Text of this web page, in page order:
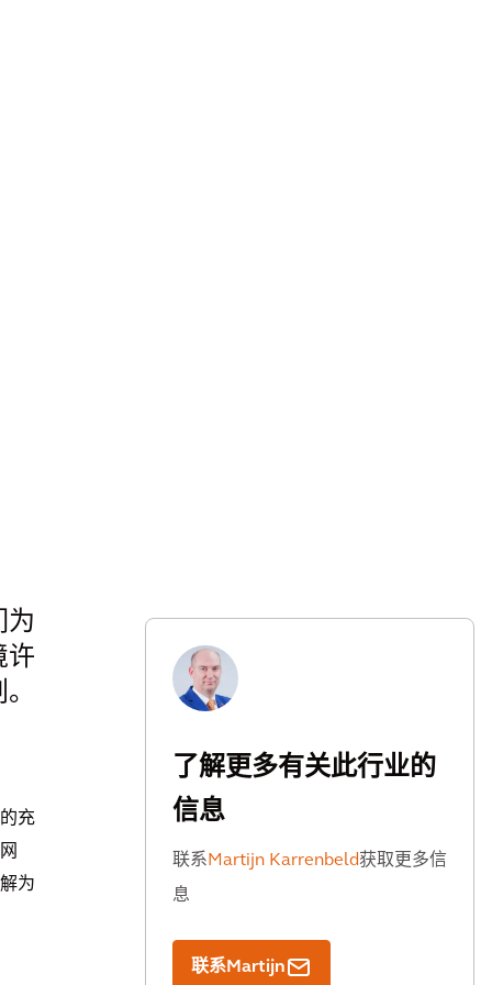
为
许
充
为
了解更多有关此行业的
信息
联系Martijn Karrenbeld获取更多信
息
联系Martijn